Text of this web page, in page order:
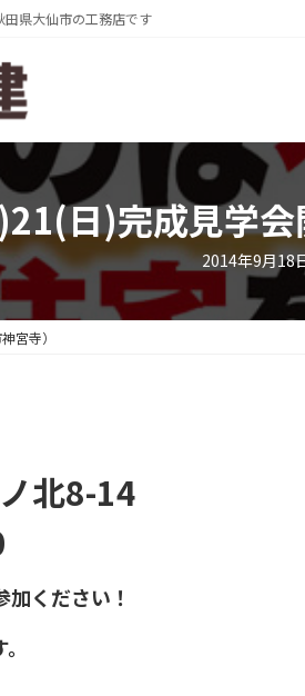
県大仙市の工務店です
日)完成見学会
2014年9月18
宮寺）
北8-14
ください！